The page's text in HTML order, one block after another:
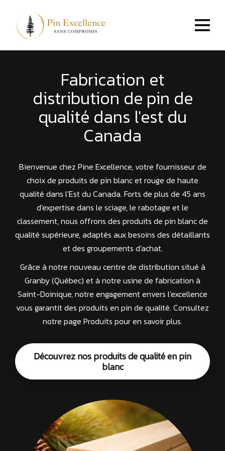
Fabrication et
distribution de pin de
qualité dans l'est du
Canada
Bienvenue chez Pine Excellence, votre fournisseur de
choix de produits de pin blanc et rouge de haute
qualité dans l'Est du Canada. Forts de plus de 45 ans
d'expertise dans le sciage, le rabotage et le
classement, nous offrons des produits de pin blanc de
qualité supérieure, adaptés aux besoins des détaillants
et des groupements d'achat.
Grâce à notre nouveau centre de distribution situé à
Granby (Québec) et à notre usine de fabrication à
Saint-Doinique, notre engagement envers l'excellence
vous garantit des produits en pin de qualité. Consultez
notre page Produits pour en savoir plus.
Découvrez nos produits de qualité en pin
blanc